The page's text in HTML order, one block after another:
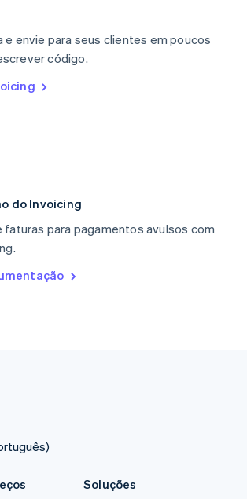
e envie para seus clientes em poucos
código.
do Invoicing
faturas para pagamentos avulsos com
Kong, China
Soluções